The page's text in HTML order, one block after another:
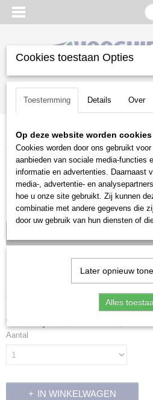
Inloggen Registreren
Home >Diversen>Doorslijpers en
Toebehoren GS 461 betonzaag>
Diamantketting
€ 575,30
Aantal
IN WINKELWAGEN
Cookies toestaan Opties
Toestemming Details Over
Op deze website worden
Cookies worden door ons gebruikt
aanbieden van sociale media-functies
informatie en advertenties. Daarnaast
media-, advertentie- en
hoe u onze site gebruikt. Zij kunnen
combinatie met andere gegevens die
door uw gebruik van hun diensten of
Later opnieuw
Alles